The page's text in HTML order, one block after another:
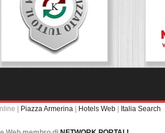
| Piazza Armerina | Hotels Web | Italia Search